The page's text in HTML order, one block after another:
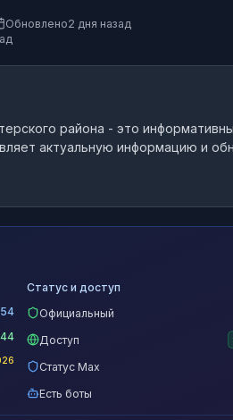
Обновлено2 дня назад
района - это
актуальную информацию и
54
44
Статус и доступ
Официальный
Доступ
Статус Max
Есть боты